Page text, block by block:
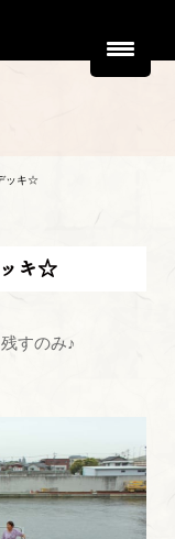
ッキ☆
キ☆
すのみ♪